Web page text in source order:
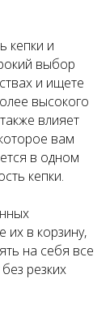
кепки и
выбор
и ищете
высокого
влияет
вам
в одном
кепки.
их в корзину,
на себя все
резких